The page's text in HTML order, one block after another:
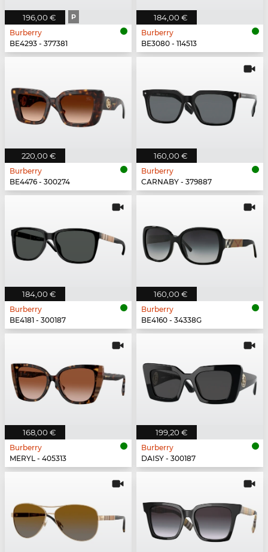
196,00 € P
Burberry
BE4293 - 377381
184,00 €
Burberry
BE3080 - 114513
220,00 €
Burberry
BE4476 - 300274
160,00 €
Burberry
CARNABY - 379887
184,00 €
Burberry
BE4181 - 300187
160,00 €
Burberry
BE4160 - 34338G
168,00 €
Burberry
MERYL - 405313
199,20 €
Burberry
DAISY - 300187